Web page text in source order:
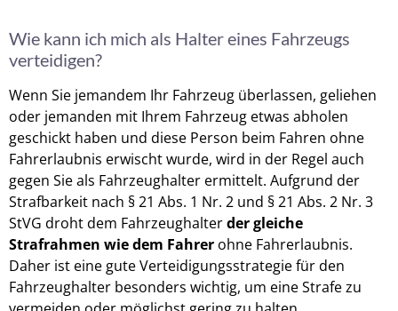
Wie kann ich mich als Halter eines Fahrzeugs
verteidigen?
Wenn Sie jemandem Ihr Fahrzeug überlassen, geliehen
oder jemanden mit Ihrem Fahrzeug etwas abholen
geschickt haben und diese Person beim Fahren ohne
Fahrerlaubnis erwischt wurde, wird in der Regel auch
gegen Sie als Fahrzeughalter ermittelt. Aufgrund der
Strafbarkeit nach § 21 Abs. 1 Nr. 2 und § 21 Abs. 2 Nr. 3
StVG droht dem Fahrzeughalterder gleiche
Strafrahmen wie dem Fahrer ohne Fahrerlaubnis.
Daher ist eine gute Verteidigungsstrategie für den
Fahrzeughalter besonders wichtig, um eine Strafe zu